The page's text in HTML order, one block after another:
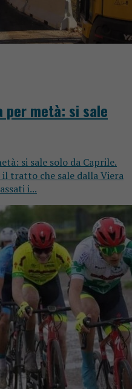
per metà: si sale
si sale solo da Caprile.
tratto che sale dalla Viera
i...